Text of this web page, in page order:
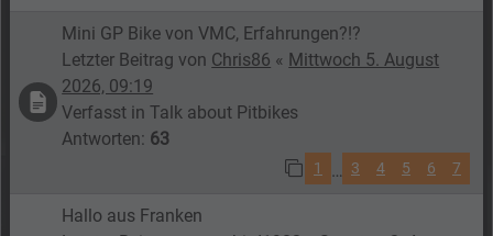
Mini GP Bike von VMC, Erfahrungen?!?
Letzter Beitrag von Chris86 « Mittwoch 5. August
2026, 09:19
Verfasst inTalk about Pitbikes
Antworten: 63
1 … 3 4 5 6 7
Hallo aus Franken